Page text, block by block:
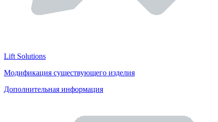
Lift Solutions
Модификация существующего изделия
Дополнительная информация